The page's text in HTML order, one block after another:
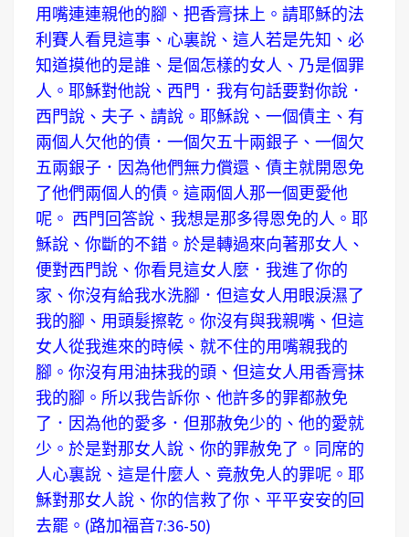
用嘴連連親他的腳、把香膏抹上。請耶穌的法
利賽人看見這事、心裏說、這人若是先知、必
知道摸他的是誰、是個怎樣的女人、乃是個罪
人。耶穌對他說、西門．我有句話要對你說．
西門說、夫子、請說。耶穌說、一個債主、有
兩個人欠他的債．一個欠五十兩銀子、一個欠
五兩銀子．因為他們無力償還、債主就開恩免
了他們兩個人的債。這兩個人那一個更愛他
呢。 西門回答說、我想是那多得恩免的人。耶
穌說、你斷的不錯。於是轉過來向著那女人、
便對西門說、你看見這女人麼．我進了你的
家、你沒有給我水洗腳．但這女人用眼淚濕了
我的腳、用頭髮擦乾。你沒有與我親嘴、但這
女人從我進來的時候、就不住的用嘴親我的
腳。你沒有用油抹我的頭、但這女人用香膏抹
我的腳。所以我告訴你、他許多的罪都赦免
了．因為他的愛多．但那赦免少的、他的愛就
少。於是對那女人說、你的罪赦免了。同席的
人心裏說、這是什麼人、竟赦免人的罪呢。耶
穌對那女人說、你的信救了你、平平安安的回
去罷。(路加福音7:36-50)